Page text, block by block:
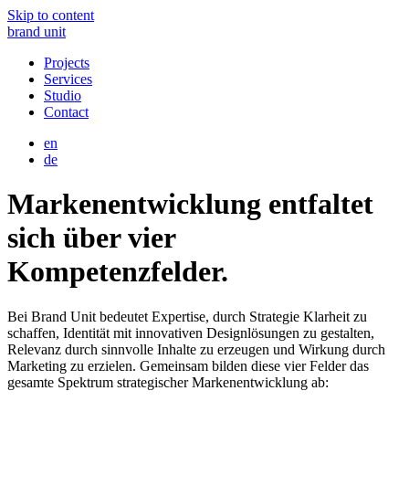
Skip to content
brand unit
Projects
Services
Studio
Contact
en
de
Markenentwicklung entfaltet
sich über vier
Kompetenzfelder.
Bei Brand Unit bedeutet Expertise, durch Strategie Klarheit zu
schaffen, Identität mit innovativen Designlösungen zu gestalten,
Relevanz durch sinnvolle Inhalte zu erzeugen und Wirkung durch
Marketing zu erzielen. Gemeinsam bilden diese vier Felder das
gesamte Spektrum strategischer Markenentwicklung ab: